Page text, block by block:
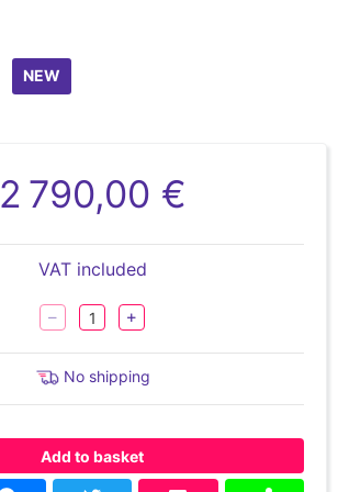
NEW
2 790,00 €
VAT included
No shipping
Add to basket